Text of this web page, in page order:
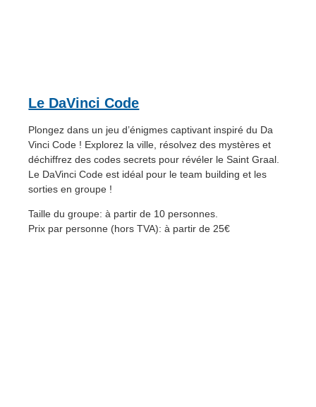
Le DaVinci Code
Plongez dans un jeu d’énigmes captivant inspiré du Da
Vinci Code ! Explorez la ville, résolvez des mystères et
déchiffrez des codes secrets pour révéler le Saint Graal.
Le DaVinci Code est idéal pour le team building et les
sorties en groupe !
Taille du groupe: à partir de 10 personnes.
Prix par personne (hors TVA): à partir de 25€